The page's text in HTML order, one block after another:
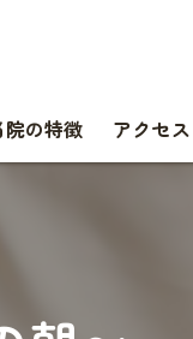
院の特徴
こり
アクセス